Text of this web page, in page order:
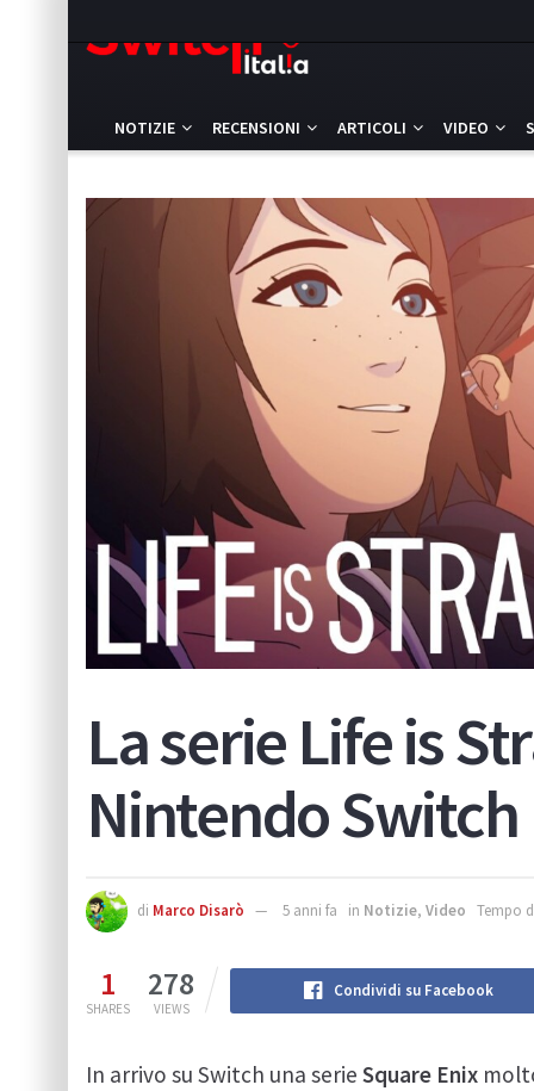
NOTIZIE RECENSIONI ARTICOLI VIDEO
La serie Life is
Nintendo Switch
di Marco Disarò 5 anni fa in Notizie, Video Tempo
1
SHARES
278
VIEWS
Condividi su Facebook
In arrivo su Switch una serie Square Enix